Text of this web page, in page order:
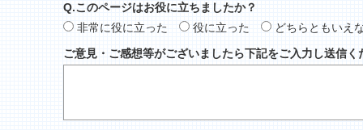
Q.このページはお役に立ちましたか？
非常に役に立った
役に立った
どちらともいえ
ご意見・ご感想等がございましたら下記をご入力し送信く